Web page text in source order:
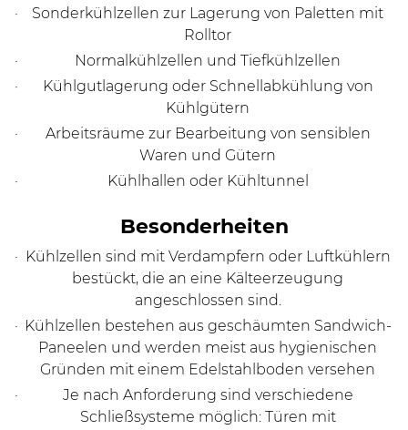
Sonderkühlzellen zur Lagerung von Paletten mit
Rolltor
Normalkühlzellen und Tiefkühlzellen
Kühlgutlagerung oder Schnellabkühlung von
Kühlgütern
Arbeitsräume zur Bearbeitung von sensiblen
Waren und Gütern
Kühlhallen oder Kühltunnel
­­­Besonderheiten
Kühlzellen sind mit Verdampfern oder Luftkühlern
bestückt, die an eine Kälteerzeugung
angeschlossen sind.
Kühlzellen bestehen aus geschäumten Sandwich-
Paneelen und werden meist aus hygienischen
Gründen mit einem Edelstahlboden versehen
Je nach Anforderung sind verschiedene
Schließsysteme möglich: Türen mit